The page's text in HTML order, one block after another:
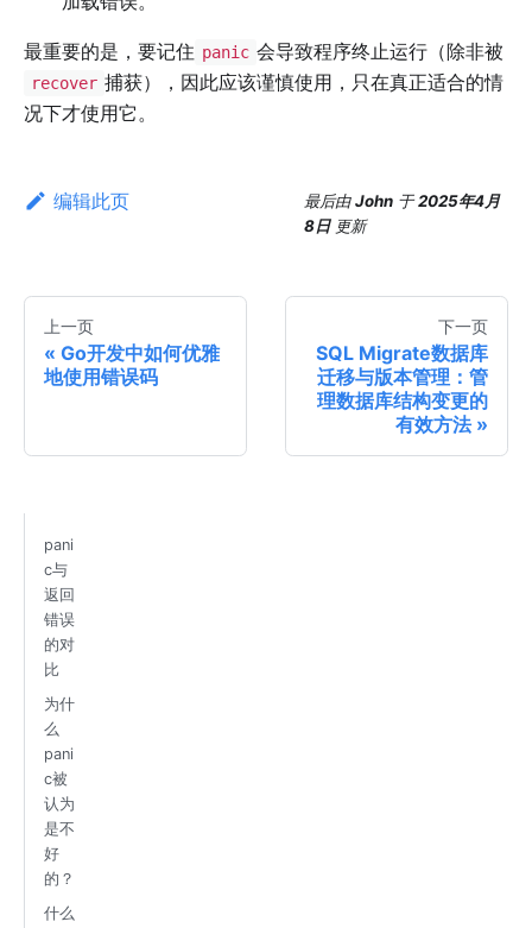
最重要的是，要记住 panic 会导致程序终止运行（除非被
recover 捕获），因此应该谨慎使用，只在真正适合的情
况下才使用它。
编辑此页 最后由John 于2025年4月
8日 更新
上一页
Go开发中如何优雅
地使用错误码
下一页
SQL Migrate数据库
迁移与版本管理：管
理数据库结构变更的
有效方法
pani
c与
返回
错误
的对
比
为什
么
pani
c被
认为
是不
好
的？
什么